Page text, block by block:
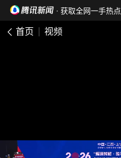
· 获取全网一手热点
首页 视频